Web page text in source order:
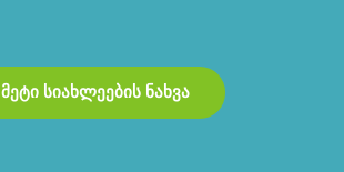
მეტი სიახლეების ნახვა